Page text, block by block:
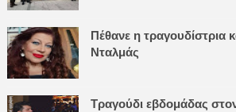
Πέθανε η τραγουδίστρια
Νταλμάς
Τραγούδι εβδομάδας